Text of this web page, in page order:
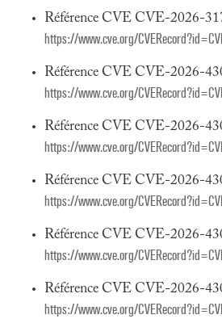
Référence CVE CVE-2026-
https://www.cve.org/
Référence CVE CVE-2026-
https://www.cve.org/
Référence CVE CVE-2026-
https://www.cve.org/
Référence CVE CVE-2026-
https://www.cve.org/
Référence CVE CVE-2026-
https://www.cve.org/
Référence CVE CVE-2026-
https://www.cve.org/